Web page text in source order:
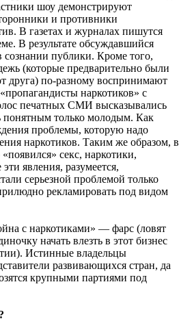
шоу демонстрируют
и противники
В газетах и журналах пишутся
В результате обсуждавшийся
сознании публики. Кроме того,
(которые предварительно были
друга) по-разному воспринимают
наркотиков» с
печатных СМИ высказывались
понятным только молодым. Как
проблемы, которую надо
наркотиков. Таким же образом, в
секс, наркотики,
явления, разумеется,
серьезной проблемой только
рекламировать под видом
с наркотиками» — фарс (ловят
начать влезть в этот бизнес
Истинные владельцы
развивающихся стран, да
крупными партиями под